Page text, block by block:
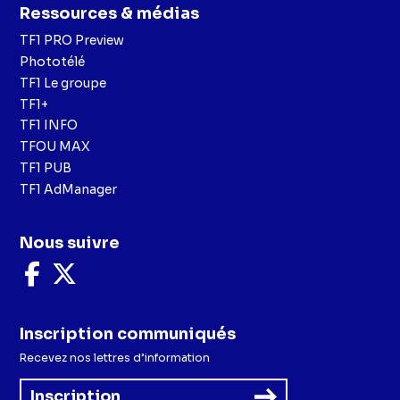
Ressources & médias
TF1 PRO Preview
Phototélé
TF1 Le groupe
TF1+
TF1 INFO
TFOU MAX
TF1 PUB
TF1 AdManager
Nous suivre
Nous
suivre
Facebook
X
Inscription communiqués
Recevez nos lettres d’information